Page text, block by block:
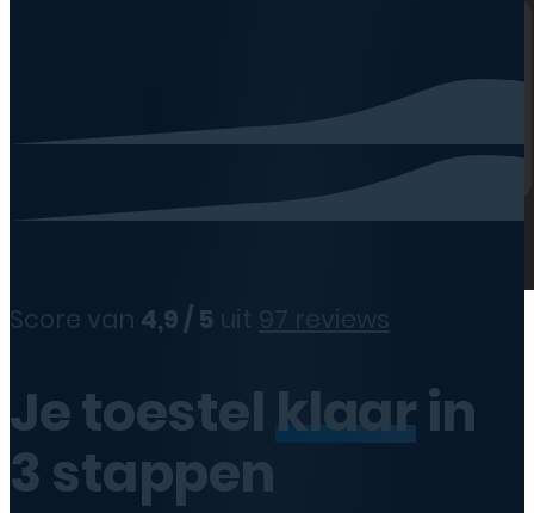
Veelgestelde vragen
Openingstijden
Score van 4,9 / 5 97 reviews
Je toestelklaarin
3 stappen